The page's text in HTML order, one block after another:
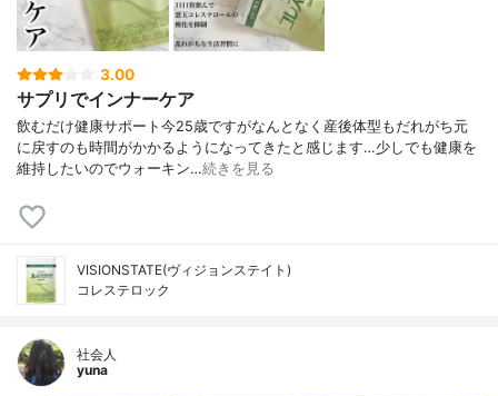
3.00
サプリでインナーケア
飲むだけ健康サポート⁡⁡今25歳ですがなんとなく産後体型もだれがち元
に戻すのも時間がかかるようになってきたと感じます…⁡⁡少しでも健康を
維持したいのでウォーキン…続きを見る
VISIONSTATE(ヴィジョンステイト)
コレステロック
社会人
yuna